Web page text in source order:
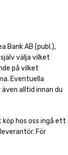
Bank AB (publ.),
välja vilket
på vilket
Eventuella
alltid innan du
hos oss ingå ett
För